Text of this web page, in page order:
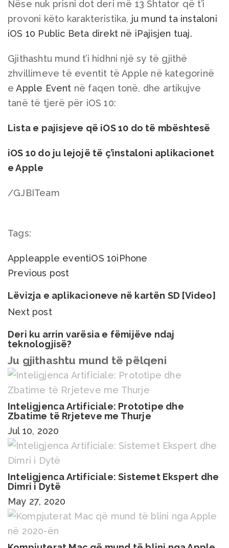
Nëse nuk prisni dot deri më 13 Shtator që t’i
provoni këto karakteristika, ju mund ta instaloni
iOS 10 Public Beta direkt në iPajisjen tuaj.
Gjithashtu mund t’i hidhni një sy të gjithë
zhvillimeve të eventit të Apple në kategorinë
eApple Event në faqen tonë, dhe artikujve
tanë të tjerë për iOS 10:
Lista e pajisjeve që iOS 10 do të mbështesë
iOS 10 do ju lejojë të ç’instaloni aplikacionet
e Apple
/GJBITeam
Tags:
Appleapple eventiOS 10iPhone
Previous post
Lëvizja e aplikacioneve në kartën SD [Video]
Next post
Deri ku arrin varësia e fëmijëve ndaj
teknologjisë?
Ju gjithashtu mund të pëlqeni
Inteligjenca Artificiale: Prototipe dhe
Zbatime të Rrjeteve me Thurje
Jul 10, 2020
Inteligjenca Artificiale: Sistemet Ekspert dhe
Dimri i Dytë
May 27, 2020